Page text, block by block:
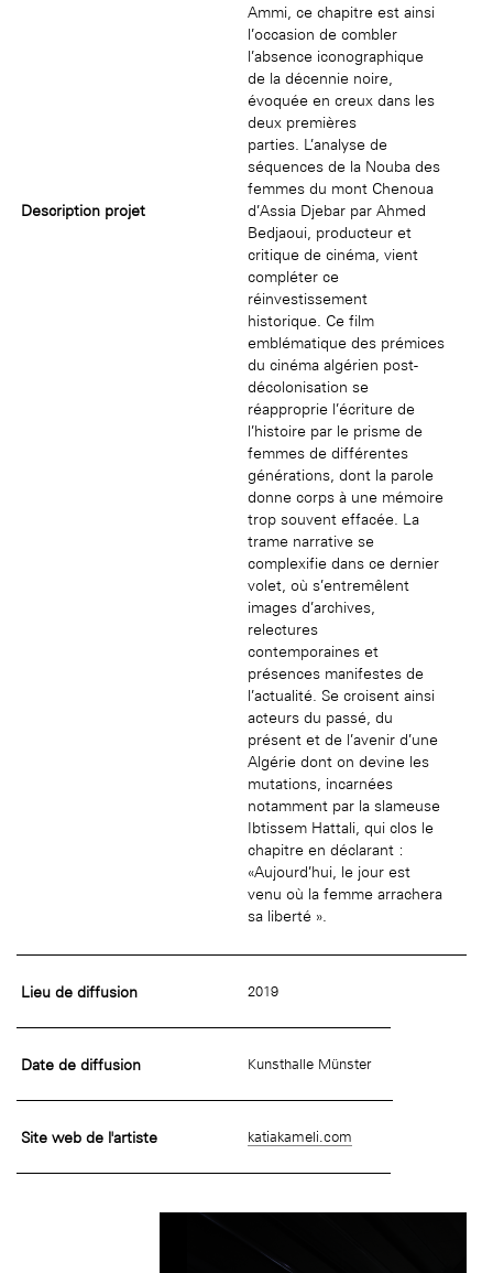
Description projet
Ammi, ce chapitre est ainsi
l’occasion de combler
l’absence iconographique
de la décennie noire,
évoquée en creux dans les
deux premières
parties. L’analyse de
séquences de la Nouba des
femmes du mont Chenoua
d’Assia Djebar par Ahmed
Bedjaoui, producteur et
critique de cinéma, vient
compléter ce
réinvestissement
historique. Ce film
emblématique des prémices
du cinéma algérien post-
décolonisation se
réapproprie l’écriture de
l’histoire par le prisme de
femmes de différentes
générations, dont la parole
donne corps à une mémoire
trop souvent effacée. La
trame narrative se
complexifie dans ce dernier
volet, où s’entremêlent
images d’archives,
relectures
contemporaines et
présences manifestes de
l’actualité. Se croisent ainsi
acteurs du passé, du
présent et de l’avenir d’une
Algérie dont on devine les
mutations, incarnées
notamment par la slameuse
Ibtissem Hattali, qui clos le
chapitre en déclarant :
«Aujourd’hui, le jour est
venu où la femme arrachera
sa liberté ».
Lieu de diffusion 2019
Date de diffusion Kunsthalle Münster
Site web de l'artiste katiakameli.com